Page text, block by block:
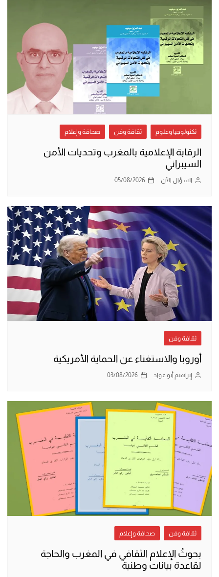
تكنولوجيا وعلوم ثقافة وفن صحافة وإعلام
الرقابة الإعلامية بالمغرب وتحديات الأمن
السيبراني
السؤال الآن 05/08/2026
ثقافة وفن
أوروبا والاستغناء عن الحماية الأمريكية
إبراهيم أبو عواد 03/08/2026
ثقافة وفن صحافة وإعلام
بحوثُ الإعلام الثقافي في المغرب والحاجة
لقاعدة بيانات وطنية